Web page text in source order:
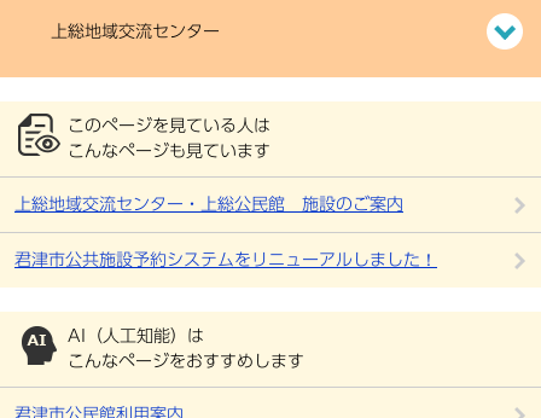
上総地域交流センター
このページを見ている人は
こんなページも見ています
上総地域交流センター・上総公民館 施設のご案内
君津市公共施設予約システムをリニューアルしました！
AI（人工知能）は
こんなページをおすすめします
君津市公民館利用案内